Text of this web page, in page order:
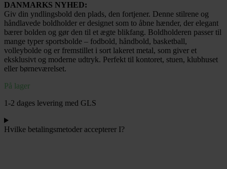
DANMARKS NYHED:
Giv din yndlingsbold den plads, den fortjener. Denne stilrene og
håndlavede boldholder er designet som to åbne hænder, der elegant
bærer bolden og gør den til et ægte blikfang. Boldholderen passer til
mange typer sportsbolde – fodbold, håndbold, basketball,
volleybolde og er fremstillet i sort lakeret metal, som giver et
eksklusivt og moderne udtryk. Perfekt til kontoret, stuen, klubhuset
eller børneværelset.
På lager
1-2 dages levering med GLS
Hvilke betalingsmetoder accepterer I?